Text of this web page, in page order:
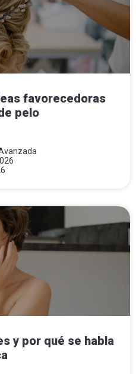
favorecedoras
pelo
y por qué se habla